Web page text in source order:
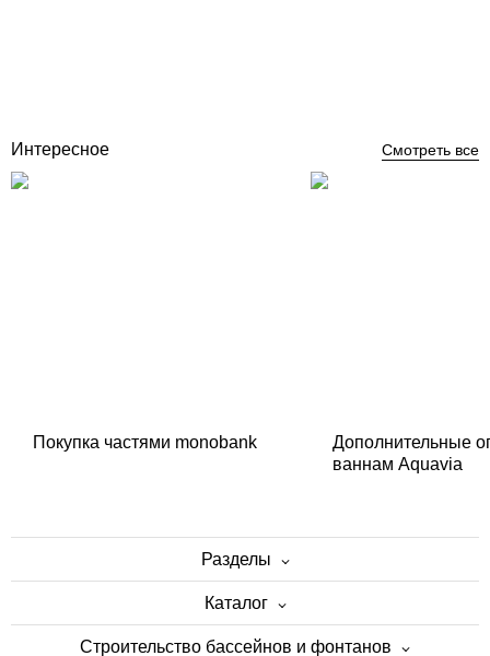
Интересное Смотреть все
Покупка частями monobank
Дополнительные
ваннам Aquavia
Разделы
Каталог
Строительство бассейнов и фонтанов